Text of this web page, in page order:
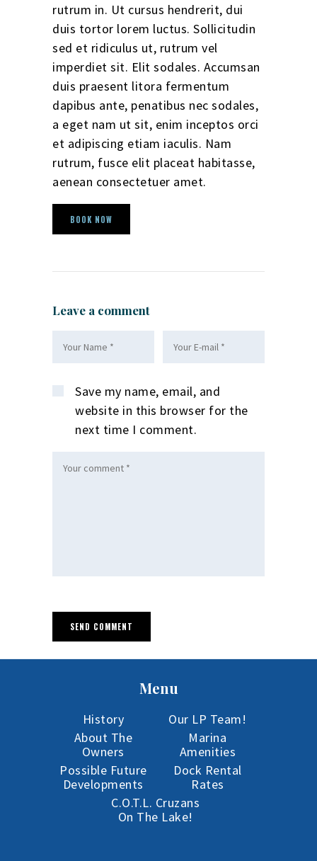
rutrum in. Ut cursus hendrerit, dui
duis tortor lorem luctus. Sollicitudin
sed et ridiculus ut, rutrum vel
imperdiet sit. Elit sodales. Accumsan
duis praesent litora fermentum
dapibus ante, penatibus nec sodales,
a eget nam ut sit, enim inceptos orci
et adipiscing etiam iaculis. Nam
rutrum, fusce elit placeat habitasse,
aenean consectetuer amet.
BOOK NOW
Leave a comment
Save my name, email, and
website in this browser for the
next time I comment.
Menu
History
Our LP Team!
About The
Owners
Marina
Amenities
Possible Future
Developments
Dock Rental
Rates
C.O.T.L. Cruzans
On The Lake!